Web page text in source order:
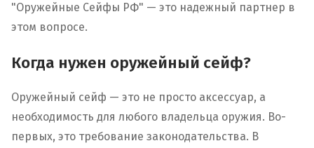
"Оружейные Сейфы РФ" — это надежный партнер в
этом вопросе.
Когда нужен оружейный сейф?
Оружейный сейф — это не просто аксессуар, а
необходимость для любого владельца оружия. Во-
первых, это требование законодательства. В